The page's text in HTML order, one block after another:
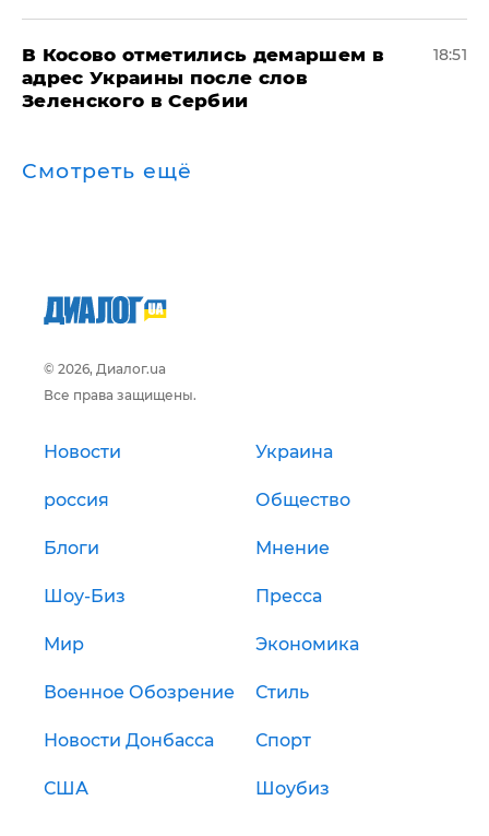
В Косово отметились демаршем в
адрес Украины после слов
Зеленского в Сербии
18:51
Смотреть ещё
© 2026, Диалог.ua
Все права защищены.
Новости Украина
россия Общество
Блоги Мнение
Шоу-Биз Пресса
Мир Экономика
Военное Обозрение Стиль
Новости Донбасса Спорт
США Шоубиз